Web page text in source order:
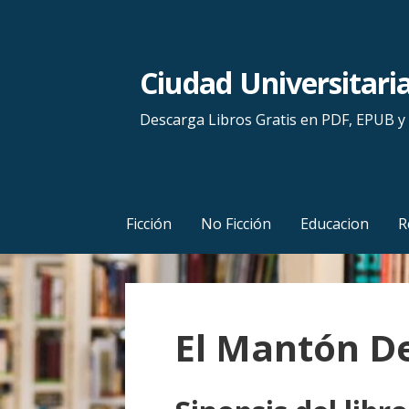
n
t
e
n
i
d
Ciudad
Descarga Libros Gratis en PDF, EPUB y
Ficción No Ficción Educacion
El Mantón